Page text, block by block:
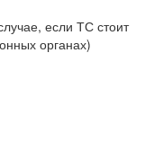
если ТС стоит
органах)